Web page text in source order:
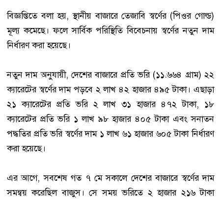
বিজ্ঞপ্তিতে বলা হয়, স্থানীয় বাজারে তেজাবি স্বর্ণের (পিওর গোল্ড)
মূল্য কমেছে। ফলে সার্বিক পরিস্থিতি বিবেচনায় স্বর্ণের নতুন দাম
নির্ধারণ করা হয়েছে।
নতুন দাম অনুযায়ী, দেশের বাজারে প্রতি ভরি (১১.৬৬৪ গ্রাম) ২২
ক্যারেটের স্বর্ণের দাম পড়বে ২ লাখ ৪২ হাজার ৪৯৫ টাকা। এছাড়া
২১ ক্যারেটের প্রতি ভরি ২ লাখ ৩১ হাজার ৪৭২ টাকা, ১৮
ক্যারেটের প্রতি ভরি ১ লাখ ৯৮ হাজার ৪০৫ টাকা এবং সনাতন
পদ্ধতির প্রতি ভরি স্বর্ণের দাম ১ লাখ ৬১ হাজার ৬০৫ টাকা নির্ধারণ
করা হয়েছে।
এর আগে, সবশেষ গত ৭ মে সকালে দেশের বাজারে স্বর্ণের দাম
সমন্বয় করেছিল বাজুস। সে সময় ভরিতে ২ হাজার ২১৬ টাকা